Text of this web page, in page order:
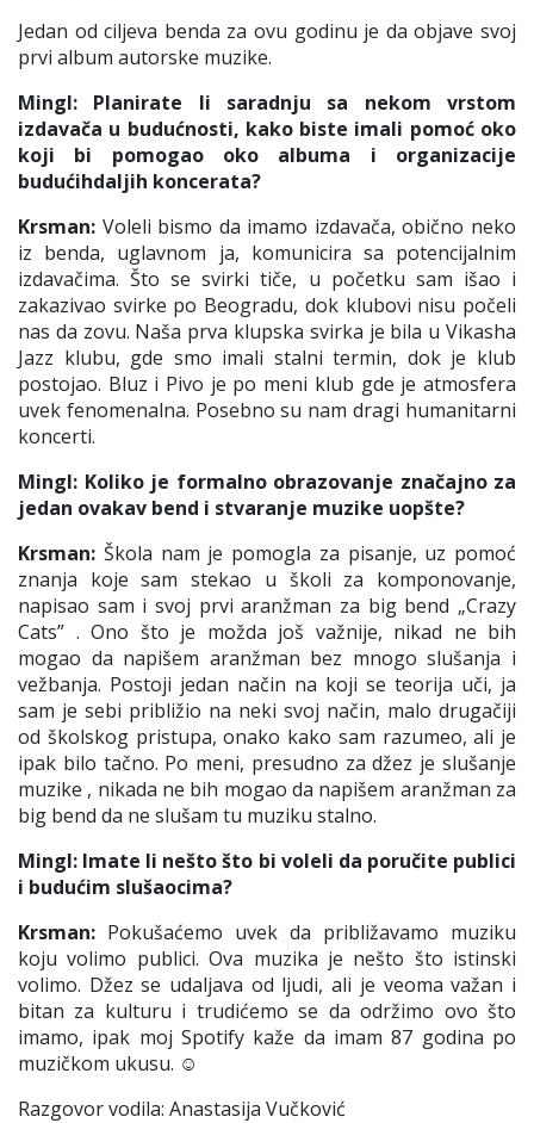
Jedan od ciljeva benda za ovu godinu je da objave svoj
prvi album autorske muzike.
Mingl: Planirate li saradnju sa nekom vrstom
izdavača u budućnosti, kako biste imali pomoć oko
koji bi pomogao oko albuma i organizacije
budućihdaljih koncerata?
Krsman: Voleli bismo da imamo izdavača, obično neko
iz benda, uglavnom ja, komunicira sa potencijalnim
izdavačima. Što se svirki tiče, u početku sam išao i
zakazivao svirke po Beogradu, dok klubovi nisu počeli
nas da zovu. Naša prva klupska svirka je bila u Vikasha
Jazz klubu, gde smo imali stalni termin, dok je klub
postojao. Bluz i Pivo je po meni klub gde je atmosfera
uvek fenomenalna. Posebno su nam dragi humanitarni
koncerti.
Mingl: Koliko je formalno obrazovanje značajno za
jedan ovakav bend i stvaranje muzike uopšte?
Krsman: Škola nam je pomogla za pisanje, uz pomoć
znanja koje sam stekao u školi za komponovanje,
napisao sam i svoj prvi aranžman za big bend „Crazy
Cats” . Ono što je možda još važnije, nikad ne bih
mogao da napišem aranžman bez mnogo slušanja i
vežbanja. Postoji jedan način na koji se teorija uči, ja
sam je sebi približio na neki svoj način, malo drugačiji
od školskog pristupa, onako kako sam razumeo, ali je
ipak bilo tačno. Po meni, presudno za džez je slušanje
muzike , nikada ne bih mogao da napišem aranžman za
big bend da ne slušam tu muziku stalno.
Mingl: Imate li nešto što bi voleli da poručite publici
i budućim slušaocima?
Krsman: Pokušaćemo uvek da približavamo muziku
koju volimo publici. Ova muzika je nešto što istinski
volimo. Džez se udaljava od ljudi, ali je veoma važan i
bitan za kulturu i trudićemo se da održimo ovo što
imamo, ipak moj Spotify kaže da imam 87 godina po
muzičkom ukusu. ☺
Razgovor vodila: Anastasija Vučković